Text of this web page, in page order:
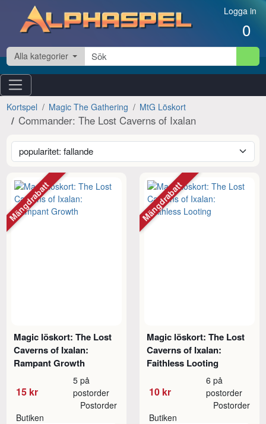
Hoppa till innehåll Logga in
0
Alla kategorier
Kortspel Magic The Gathering MtG Löskort
Commander: The Lost Caverns of Ixalan
Magic löskort: The Lost
Caverns of Ixalan:
Rampant Growth
15 kr
5 på
postorder
Butiken
Postorder
Mängdrabatt
Magic löskort: The Lost
Caverns of Ixalan:
Faithless Looting
10 kr
6 på
postorder
Butiken
Postorder
Mängdrabatt